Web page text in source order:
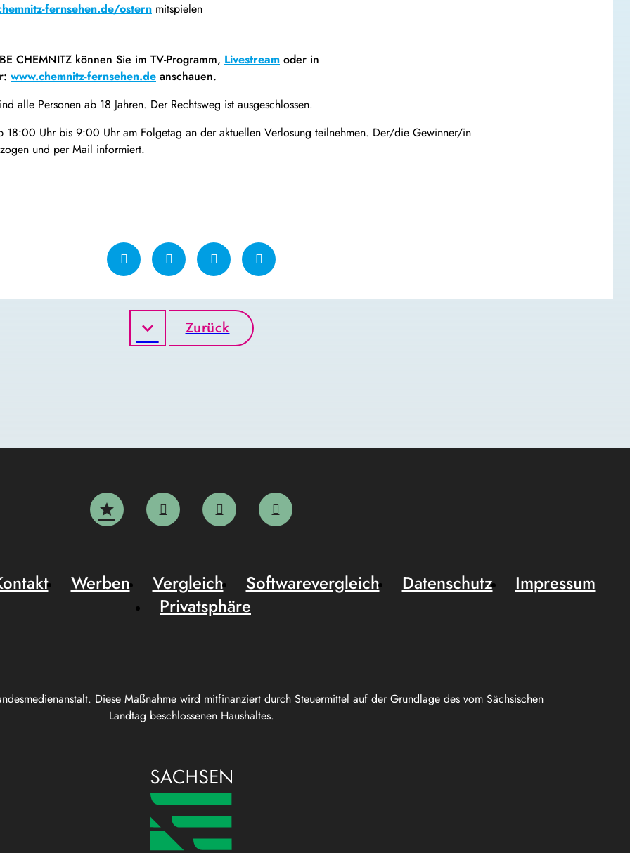
fernsehen.de/ostern mitspielen
CHEMNITZ können Sie im TV-Programm, Livestream oder in
www.chemnitz-fernsehen.de anschauen.
alle Personen ab 18 Jahren. Der Rechtsweg ist ausgeschlossen.
18:00 Uhr bis 9:00 Uhr am Folgetag an der aktuellen Verlosung teilnehmen. Der/die Gewinner/in
und per Mail informiert.
Zurück
Diese Maßnahme wird mitfinanziert durch Steuermittel auf der Grundlage des vom Sächsischen
Landtag beschlossenen Haushaltes.
Werben Vergleich Softwarevergleich Datenschutz
Impressum
Privatsphäre